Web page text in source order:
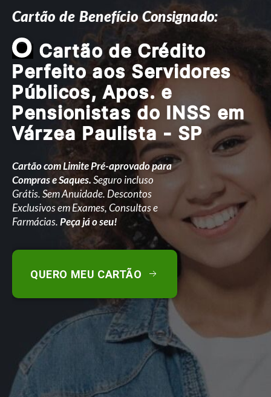
Cartão de Benefício Consignado:
O Cartão de Crédito
Perfeito aos Servidores
Públicos, Apos. e
Pensionistas do INSS em
Várzea Paulista - SP
Cartão com Limite Pré-aprovado para
Compras e Saques.Seguro incluso
Grátis. Sem Anuidade. Descontos
Exclusivos em Exames, Consultas e
Farmácias.Peça já o seu!
QUERO MEU CARTÃO